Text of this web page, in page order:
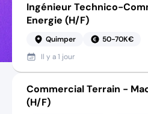
Ingénieur Technico-
Energie (H/F)
Quimper
50-70K€
Il y a1 jour
Commercial Terrain -
(H/F)